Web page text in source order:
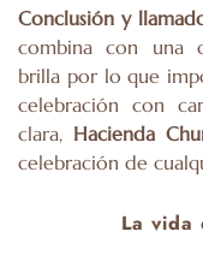
Conclusión y
combina con una
brilla por lo que
celebración con
clara, Hacienda
celebración de
La vida